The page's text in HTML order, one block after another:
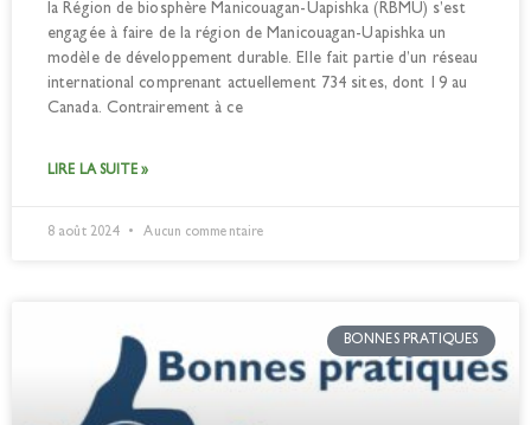
la Région de biosphère Manicouagan-Uapishka (RBMU) s’est
engagée à faire de la région de Manicouagan-Uapishka un
modèle de développement durable. Elle fait partie d’un réseau
international comprenant actuellement 734 sites, dont 19 au
Canada. Contrairement à ce
LIRE LA SUITE »
8 août 2024 Aucun commentaire
BONNES PRATIQUES